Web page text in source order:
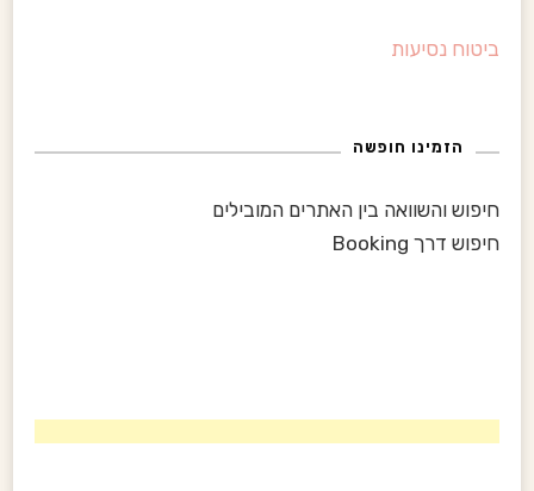
ביטוח נסיעות
הזמינו חופשה
חיפוש והשוואה בין האתרים המובילים
חיפוש דרך Booking